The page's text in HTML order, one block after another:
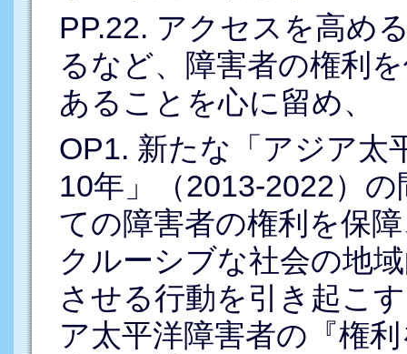
PP.22. アクセスを高め
るなど、障害者の権利
あることを心に留め、
OP1. 新たな「アジア太
10年」（2013-2022）
ての障害者の権利を保
クルーシブな社会の地
させる行動を引き起こ
ア太平洋障害者の『権